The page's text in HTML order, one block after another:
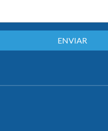
ENVIAR